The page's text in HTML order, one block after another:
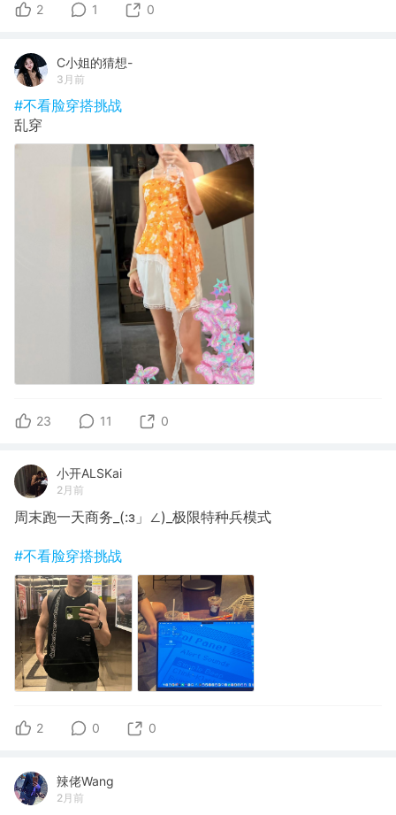
2 1 0
C小姐的猜想-
3月前
#不看脸穿搭挑战
乱穿
23 11 0
小开ALSKai
2月前
周末跑一天商务_(:з」∠)_极限特种兵模式
#不看脸穿搭挑战
2 0 0
辣佬Wang
2月前